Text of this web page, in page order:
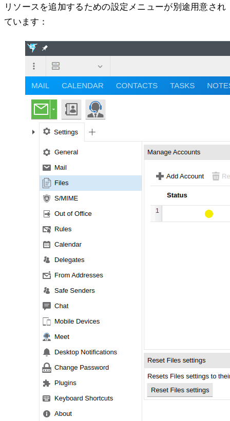
リソースを追加するための設定メニューが別途用意され
ています：